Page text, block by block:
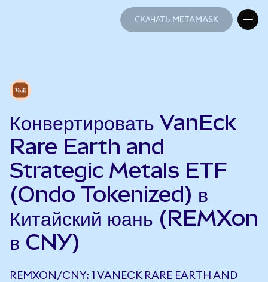
СКАЧАТЬ METAMASK
Конвертировать VanEck
Rare Earth and
Strategic Metals ETF
(Ondo Tokenized) в
Китайский юань (REMXon
в CNY)
REMXON/CNY: 1 VANECK RARE EARTH AND